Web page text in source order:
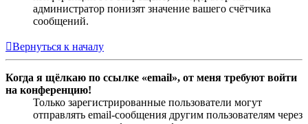
администратор понизят значение вашего счётчика
сообщений.
Вернуться к началу
Когда я щёлкаю по ссылке «email», от меня требуют войти
на конференцию!
Только зарегистрированные пользователи могут
отправлять email-сообщения другим пользователям через